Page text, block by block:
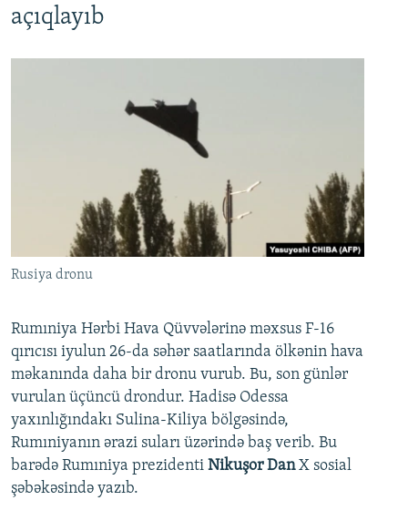
açıqlayıb
Rusiya dronu
Rumıniya Hərbi Hava Qüvvələrinə məxsus F-16
qırıcısı iyulun 26-da səhər saatlarında ölkənin hava
məkanında daha bir dronu vurub. Bu, son günlər
vurulan üçüncü drondur. Hadisə Odessa
yaxınlığındakı Sulina-Kiliya bölgəsində,
Rumıniyanın ərazi suları üzərində baş verib. Bu
barədə Rumıniya prezidenti Nikuşor DanX sosial
şəbəkəsində yazıb.